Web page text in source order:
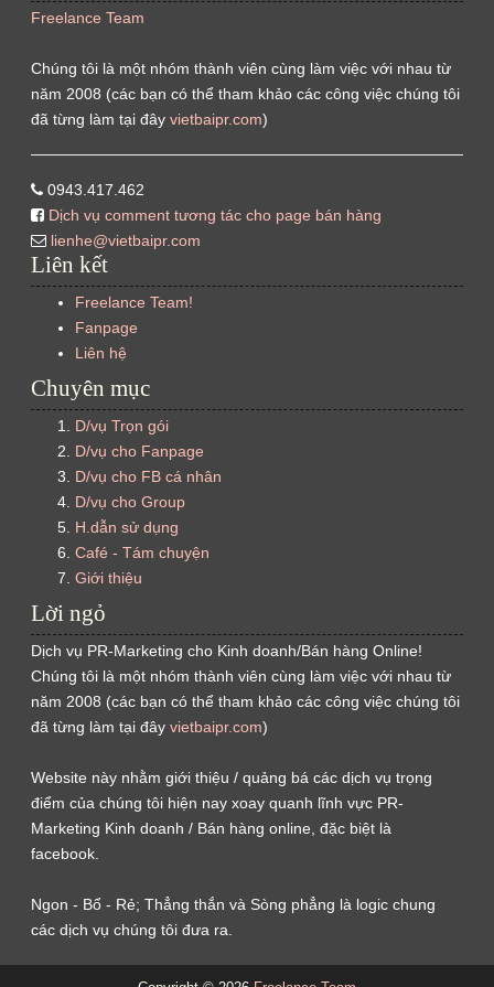
Freelance Team
Chúng tôi là một nhóm thành viên cùng làm việc với nhau từ
năm 2008 (các bạn có thể tham khảo các công việc chúng tôi
đã từng làm tại đây vietbaipr.com)
0943.417.462
Dịch vụ comment tương tác cho page bán hàng
lienhe@vietbaipr.com
Liên kết
Freelance Team!
Fanpage
Liên hệ
Chuyên mục
D/vụ Trọn gói
D/vụ cho Fanpage
D/vụ cho FB cá nhân
D/vụ cho Group
H.dẫn sử dụng
Café - Tám chuyện
Giới thiệu
Lời ngỏ
Dịch vụ PR-Marketing cho Kinh doanh/Bán hàng Online!
Chúng tôi là một nhóm thành viên cùng làm việc với nhau từ
năm 2008 (các bạn có thể tham khảo các công việc chúng tôi
đã từng làm tại đây vietbaipr.com)
Website này nhằm giới thiệu / quảng bá các dịch vụ trọng
điểm của chúng tôi hiện nay xoay quanh lĩnh vực PR-
Marketing Kinh doanh / Bán hàng online, đặc biệt là
facebook.
Ngon - Bổ - Rẻ; Thẳng thắn và Sòng phẳng là logic chung
các dịch vụ chúng tôi đưa ra.